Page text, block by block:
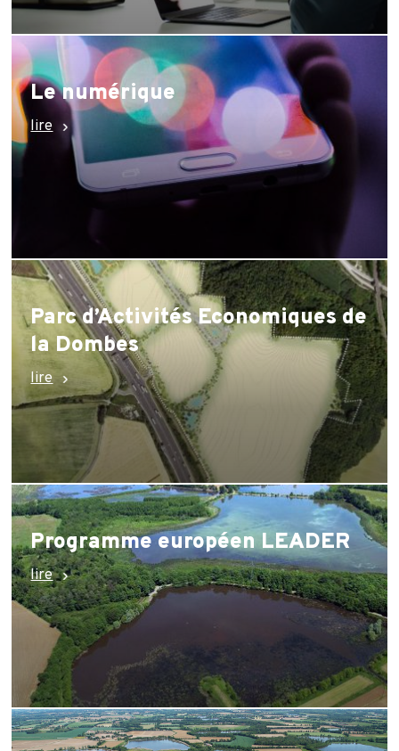
Le numérique
lire
Parc d’Activités Economiques de
la Dombes
lire
Programme européen LEADER
lire